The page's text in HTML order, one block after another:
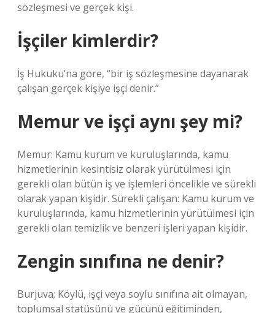
sözleşmesi ve gerçek kişi.
İşçiler kimlerdir?
İş Hukuku’na göre, “bir iş sözleşmesine dayanarak
çalışan gerçek kişiye işçi denir.”
Memur ve işçi aynı şey mi?
Memur: Kamu kurum ve kuruluşlarında, kamu
hizmetlerinin kesintisiz olarak yürütülmesi için
gerekli olan bütün iş ve işlemleri öncelikle ve sürekli
olarak yapan kişidir. Sürekli çalışan: Kamu kurum ve
kuruluşlarında, kamu hizmetlerinin yürütülmesi için
gerekli olan temizlik ve benzeri işleri yapan kişidir.
Zengin sınıfına ne denir?
Burjuva; Köylü, işçi veya soylu sınıfına ait olmayan,
toplumsal statüsünü ve gücünü eğitiminden,